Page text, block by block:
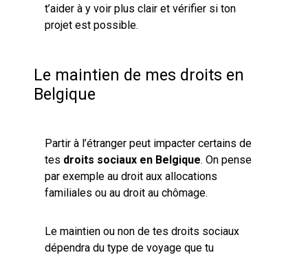
t’aider à y voir plus clair et vérifier si ton
projet est possible.
Le maintien de mes droits en
Belgique
Partir à l’étranger peut impacter certains de
tes droits sociaux en Belgique. On pense
par exemple au droit aux allocations
familiales ou au droit au chômage.
Le maintien ou non de tes droits sociaux
dépendra du type de voyage que tu